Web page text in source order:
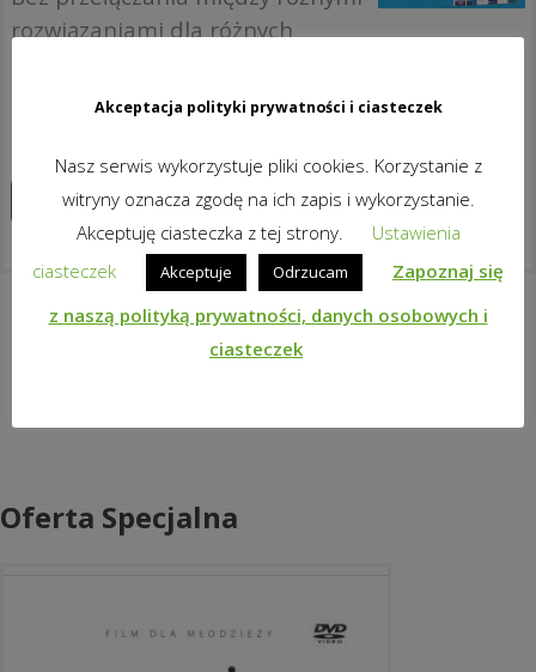
rozwiązaniami dla różnych
zapewnić ciągłość nauczania –
Zapoznaj się z produktem
Oferta Specjalna
Akceptacja polityki prywatności i ciasteczek
Nasz serwis wykorzystuje pliki cookies. Korzystanie z
witryny oznacza zgodę na ich zapis i wykorzystanie.
Akceptuję ciasteczka z tej strony.
Ustawienia
ciasteczek
Akceptuje Odrzucam
Zapoznaj się
z naszą polityką prywatności, danych osobowych i
ciasteczek